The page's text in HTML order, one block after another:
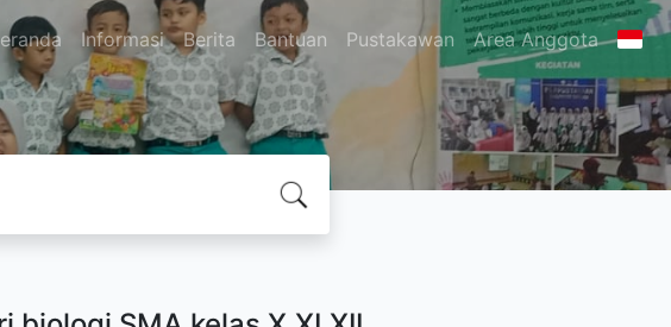
Informasi Berita Bantuan Pustakawan Area Anggota